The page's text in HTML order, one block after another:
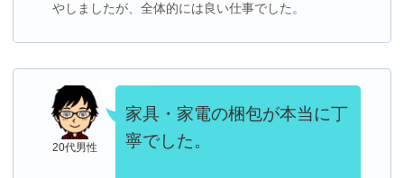
やしましたが、全体的には良い仕事でした。
20代男性
家具・家電の梱包が本当に丁
寧でした。